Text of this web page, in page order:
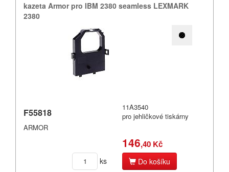
pro jehličkové tiskárny
pro inkoustové tiskárny
pro kopírovací stroje
Label tape
Papíry a fólie
Samolepící štítky
Čisticí prostředky
Kazety pro reg. pokladny a bar.válečky
kazeta Armor pro IBM 2380 seamless LEXMARK
2380
F55818
ARMOR
11A3540
pro jehličkové tiskárny
146,40 Kč
ks Do košíku